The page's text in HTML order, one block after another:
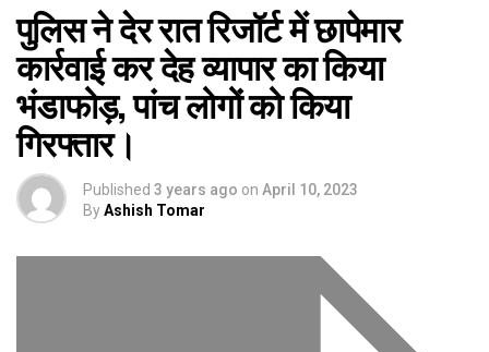
पुलिस ने देर रात रिजॉर्ट में छापेमार
कार्रवाई कर देह व्यापार का किया
भंडाफोड़, पांच लोगों को किया
गिरफ्तार।
Published 3 years ago on April 10, 2023
ByAshish Tomar